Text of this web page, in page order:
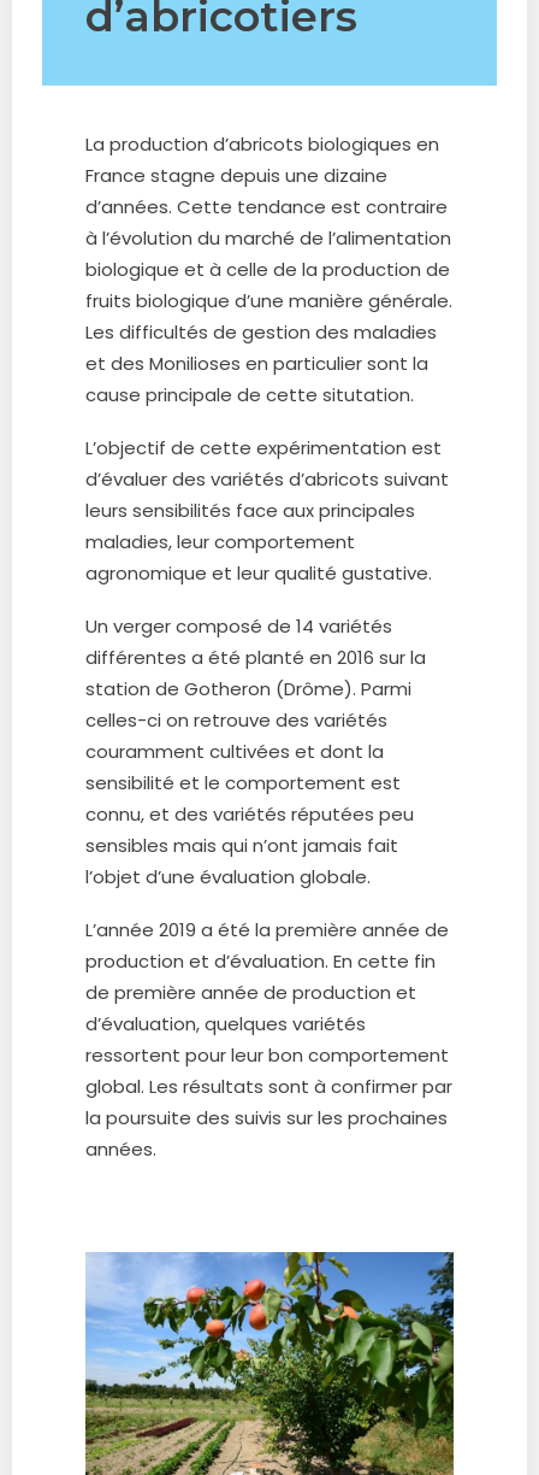
d’abricotiers
La production d’abricots biologiques en
France stagne depuis une dizaine
d’années. Cette tendance est contraire
à l’évolution du marché de l’alimentation
biologique et à celle de la production de
fruits biologique d’une manière générale.
Les difficultés de gestion des maladies
et des Monilioses en particulier sont la
cause principale de cette situtation.
L’objectif de cette expérimentation est
d’évaluer des variétés d’abricots suivant
leurs sensibilités face aux principales
maladies, leur comportement
agronomique et leur qualité gustative.
Un verger composé de 14 variétés
différentes a été planté en 2016 sur la
station de Gotheron (Drôme). Parmi
celles-ci on retrouve des variétés
couramment cultivées et dont la
sensibilité et le comportement est
connu, et des variétés réputées peu
sensibles mais qui n’ont jamais fait
l’objet d’une évaluation globale.
L’année 2019 a été la première année de
production et d’évaluation. En cette fin
de première année de production et
d’évaluation, quelques variétés
ressortent pour leur bon comportement
global. Les résultats sont à confirmer par
la poursuite des suivis sur les prochaines
années.